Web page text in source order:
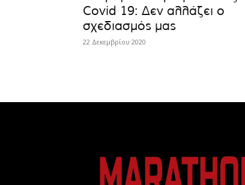
Covid 19: Δεν αλλάζει ο
σχεδιασμός μας
22 Δεκεμβρίου 2020